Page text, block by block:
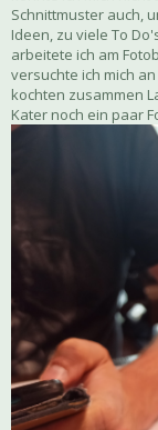
Schnittmuster auch,
Ideen, zu viele To
arbeitete ich am
versuchte ich mich
kochten zusammen
Kater noch ein paar